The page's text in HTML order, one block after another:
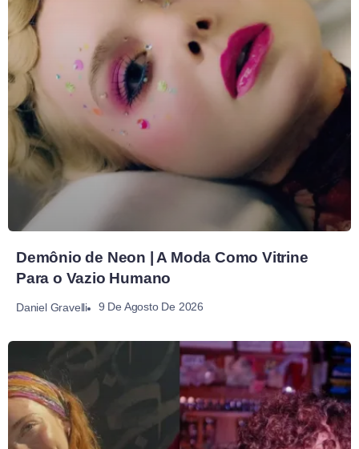
Demônio de Neon | A Moda Como Vitrine
Para o Vazio Humano
Daniel Gravelli 9 De Agosto De 2026